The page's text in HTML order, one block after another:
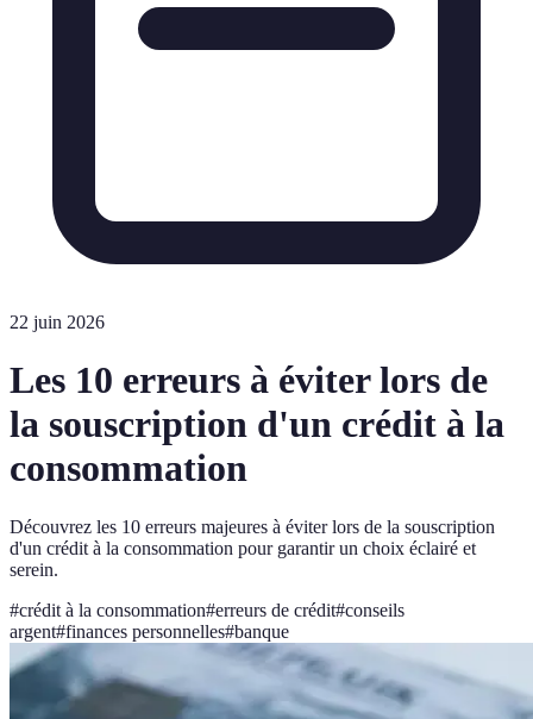
22 juin 2026
Les 10 erreurs à éviter lors de
la souscription d'un crédit à la
consommation
Découvrez les 10 erreurs majeures à éviter lors de la souscription
d'un crédit à la consommation pour garantir un choix éclairé et
serein.
#crédit à la consommation#erreurs de crédit#conseils
argent#finances personnelles#banque